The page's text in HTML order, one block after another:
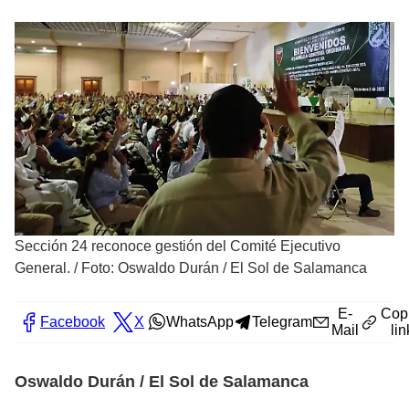
Sección 24 reconoce gestión del Comité Ejecutivo
General. / Foto: Oswaldo Durán / El Sol de Salamanca
Facebook X WhatsApp Telegram
E-
Mail
Oswaldo Durán / El Sol de Salamanca